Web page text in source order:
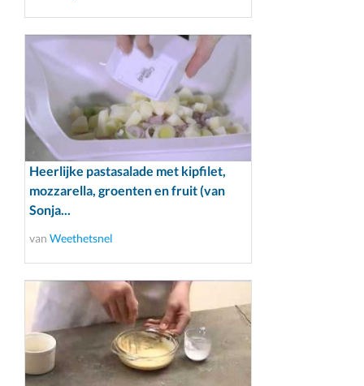
Heerlijke pastasalade met kipfilet,
mozzarella, groenten en fruit (van
Sonja...
van Weethetsnel